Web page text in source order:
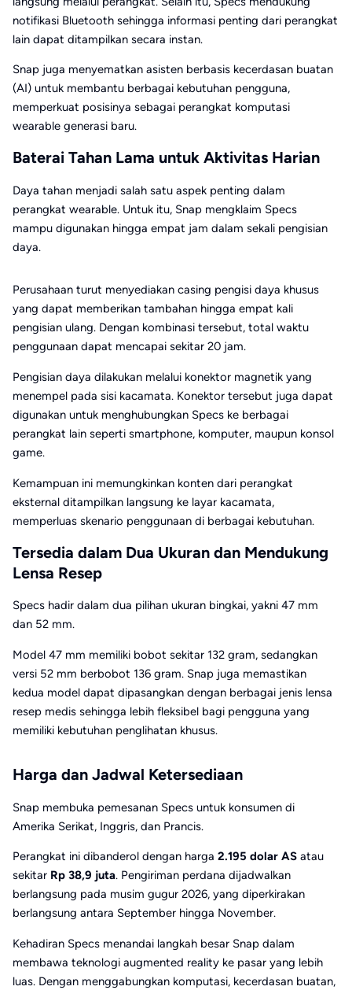
notifikasi Bluetooth sehingga informasi penting dari perangkat
lain dapat ditampilkan secara instan.
Snap juga menyematkan asisten berbasis kecerdasan buatan
(AI) untuk membantu berbagai kebutuhan pengguna,
memperkuat posisinya sebagai perangkat komputasi
wearable generasi baru.
Baterai Tahan Lama untuk Aktivitas Harian
Daya tahan menjadi salah satu aspek penting dalam
perangkat wearable. Untuk itu, Snap mengklaim Specs
mampu digunakan hingga empat jam dalam sekali pengisian
daya.
Perusahaan turut menyediakan casing pengisi daya khusus
yang dapat memberikan tambahan hingga empat kali
pengisian ulang. Dengan kombinasi tersebut, total waktu
penggunaan dapat mencapai sekitar 20 jam.
Pengisian daya dilakukan melalui konektor magnetik yang
menempel pada sisi kacamata. Konektor tersebut juga dapat
digunakan untuk menghubungkan Specs ke berbagai
perangkat lain seperti smartphone, komputer, maupun konsol
game.
Kemampuan ini memungkinkan konten dari perangkat
eksternal ditampilkan langsung ke layar kacamata,
memperluas skenario penggunaan di berbagai kebutuhan.
Tersedia dalam Dua Ukuran dan Mendukung
Lensa Resep
Specs hadir dalam dua pilihan ukuran bingkai, yakni 47 mm
dan 52 mm.
Model 47 mm memiliki bobot sekitar 132 gram, sedangkan
versi 52 mm berbobot 136 gram. Snap juga memastikan
kedua model dapat dipasangkan dengan berbagai jenis lensa
resep medis sehingga lebih fleksibel bagi pengguna yang
memiliki kebutuhan penglihatan khusus.
Harga dan Jadwal Ketersediaan
Snap membuka pemesanan Specs untuk konsumen di
Amerika Serikat, Inggris, dan Prancis.
Perangkat ini dibanderol dengan harga 2.195 dolar AS atau
sekitar Rp 38,9 juta. Pengiriman perdana dijadwalkan
berlangsung pada musim gugur 2026, yang diperkirakan
berlangsung antara September hingga November.
Kehadiran Specs menandai langkah besar Snap dalam
membawa teknologi augmented reality ke pasar yang lebih
luas. Dengan menggabungkan komputasi, kecerdasan buatan,